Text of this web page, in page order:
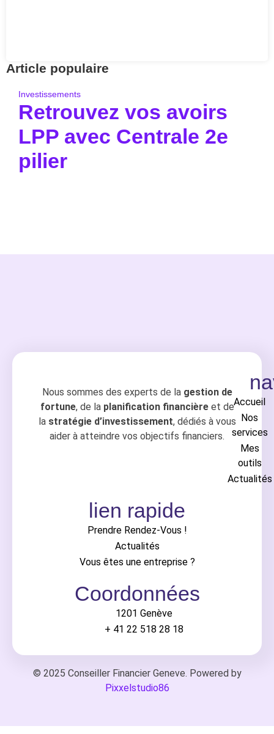
Article populaire
Investissements
Retrouvez vos avoirs
LPP avec Centrale 2e
pilier
Nous sommes des experts de la gestion de
fortune, de la planification financièreet de
la stratégie d’investissement, dédiés à vous
aider à atteindre vos objectifs financiers.
Accueil
Nos
services
Mes
outils
Actualités
lien rapide
Prendre Rendez-Vous !
Actualités
Vous êtes une entreprise ?
Coordonnées
1201 Genève
+ 41 22 518 28 18
© 2025 Conseiller Financier Geneve. Powered by
Pixxelstudio86